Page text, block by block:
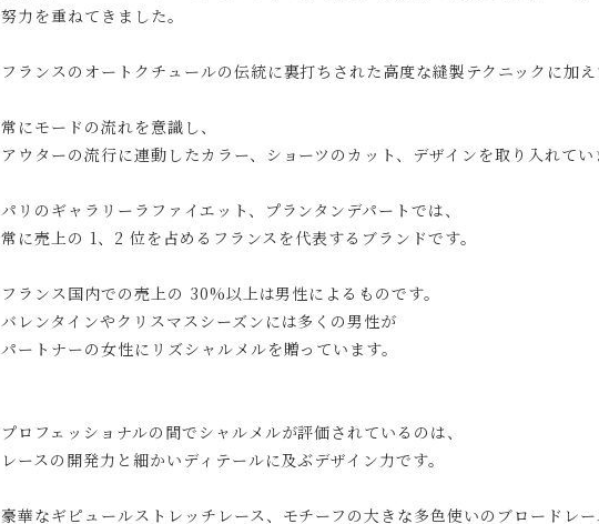
努力を重ねてきました。
フランスのオートクチュールの伝統に裏打ちされた高度な縫製テクニックに加
常にモードの流れを意識し、
アウターの流行に連動したカラー、ショーツのカット、デザインを取り入れてい
パリのギャラリーラファイエット、プランタンデパートでは、
常に売上の 1、2 位を占めるフランスを代表するブランドです。
フランス国内での売上の 30%以上は男性によるものです。
バレンタインやクリスマスシーズンには多くの男性が
パートナーの女性にリズシャルメルを贈っています。
プロフェッショナルの間でシャルメルが評価されているのは、
レースの開発力と細かいディテールに及ぶデザイン力です。
豪華なギピュールストレッチレース、モチーフの大きな多色使いのブロードレ